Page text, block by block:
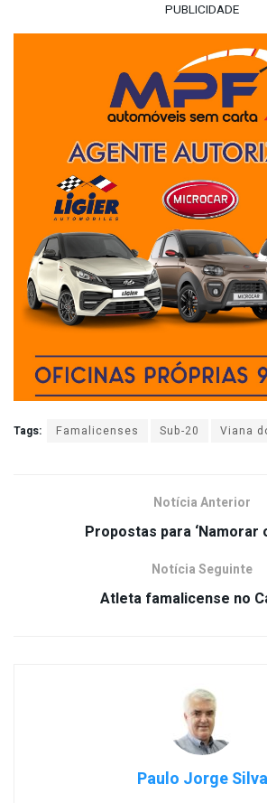
PUBLICIDADE
Tags: Famalicenses Sub-20 Viana
Notícia Anterior
Propostas para ‘Namorar
Notícia Seguinte
Atleta famalicense no
Paulo Jorge Silva